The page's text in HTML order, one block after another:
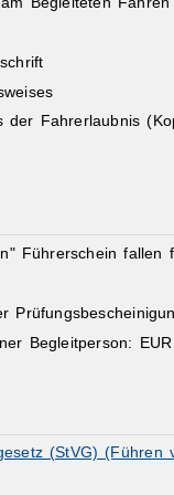
der Fahrerlaubnis
Führerschein fallen
Begleitperson:
(StVG) (Führen